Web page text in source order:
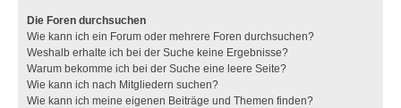
Die Foren durchsuchen
Wie kann ich ein Forum oder mehrere Foren durchsuchen?
Weshalb erhalte ich bei der Suche keine Ergebnisse?
Warum bekomme ich bei der Suche eine leere Seite?
Wie kann ich nach Mitgliedern suchen?
Wie kann ich meine eigenen Beiträge und Themen finden?